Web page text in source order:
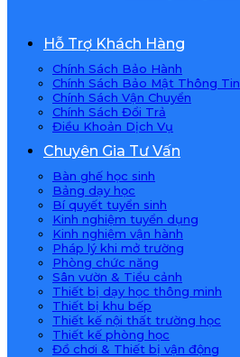
Hỗ Trợ Khách Hàng
Chính Sách Bảo Hành
Chính Sách Bảo Mật Thông Tin
Chính Sách Vận Chuyển
Chính Sách Đổi Trả
Điều Khoản Dịch Vụ
Chuyên Gia Tư Vấn
Bàn ghế học sinh
Bảng dạy học
Bí quyết tuyển sinh
Kinh nghiệm tuyển dụng
Kinh nghiệm vận hành
Pháp lý khi mở trường
Phòng chức năng
Sân vườn & Tiểu cảnh
Thiết bị dạy học thông minh
Thiết bị khu bếp
Thiết kế nội thất trường học
Thiết kế phòng học
Đồ chơi & Thiết bị vận động